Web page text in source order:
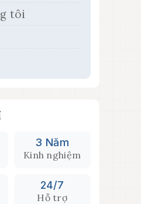
tôi
3 Năm
Kinh nghiệm
24/7
Hỗ trợ